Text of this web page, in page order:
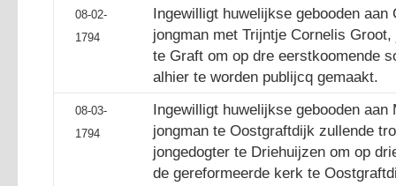
08-02-
1794
Ingewilligt huwelijkse gebooden
jongman met Trijntje Cornelis
te Graft om op dre eerstkoomende
alhier te worden publijcq gemaakt.
08-03-
1794
Ingewilligt huwelijkse gebooden
jongman te Oostgraftdijk zullende
jongedogter te Driehuijzen om op
de gereformeerde kerk te